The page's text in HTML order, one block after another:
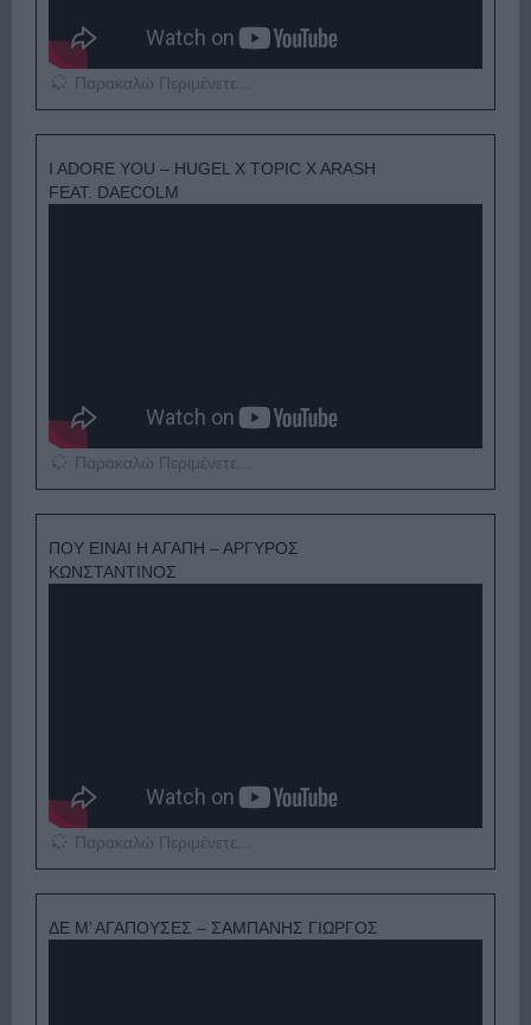
Παρακαλώ Περιμένετε...
I ADORE YOU – HUGEL X TOPIC X ARASH
FEAT. DAECOLM
Παρακαλώ Περιμένετε...
ΠΟΥ ΕΙΝΑΙ Η ΑΓΑΠΗ – ΑΡΓΥΡΟΣ
ΚΩΝΣΤΑΝΤΙΝΟΣ
Παρακαλώ Περιμένετε...
ΔΕ Μ’ ΑΓΑΠΟΥΣΕΣ – ΣΑΜΠΑΝΗΣ ΓΙΩΡΓΟΣ